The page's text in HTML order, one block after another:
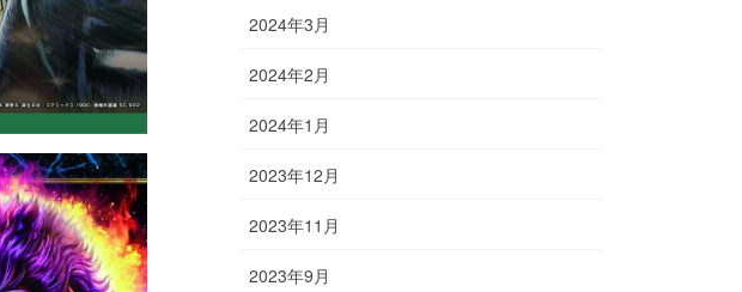
2024年3月
2024年2月
2024年1月
2023年12月
2023年11月
2023年9月